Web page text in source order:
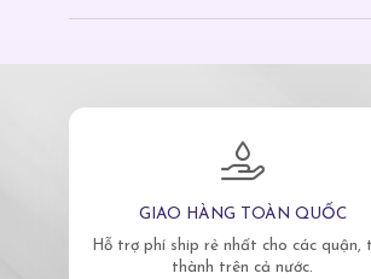
GIAO HÀNG TOÀN QUỐC
Hỗ trợ phí ship rẻ nhất cho các quận,
thành trên cả nước.